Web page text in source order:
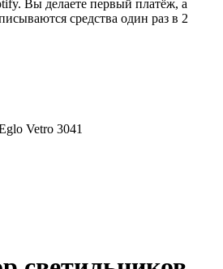
Вы делаете первый платёж, а
средства один раз в 2
Vetro 3041